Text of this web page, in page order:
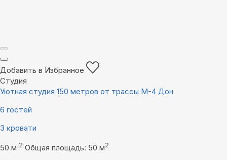
Добавить в Избранное
Студия
Уютная студия 150 метров от трассы М-4 Дон
6 гостей
3 кровати
50 м 2 Общая площадь: 50 м2